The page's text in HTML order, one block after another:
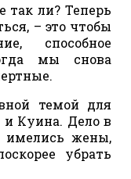
так ли? Теперь
– это чтобы
способное
мы снова
темой для
и Куина. Дело в
имелись жены,
убрать